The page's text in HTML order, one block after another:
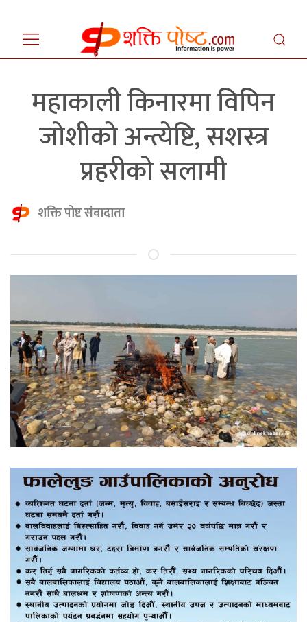
महाकाली किनारमा विपिन
जोशीको अन्त्येष्टि, सशस्त्र
प्रहरीको सलामी
शक्ति पोष्ट संवादाता